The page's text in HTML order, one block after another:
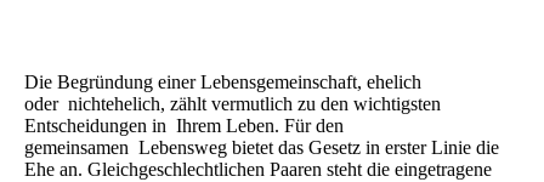
Die Begründung einer Lebensgemeinschaft, ehelich
oder nichtehelich, zählt vermutlich zu den wichtigsten
Entscheidungen in Ihrem Leben. Für den
gemeinsamen Lebensweg bietet das Gesetz in erster Linie die
Ehe an. Gleichgeschlechtlichen Paaren steht die eingetragene